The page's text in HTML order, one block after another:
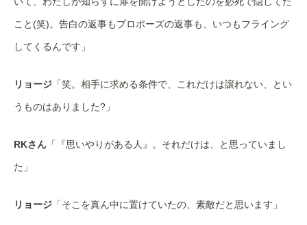
こと(笑)。告白の返事もプロポーズの返事も、いつもフライング
してくるんです」
リョージ 「笑。相手に求める条件で、これだけは譲れない、とい
うものはありました?」
RKさん 「『思いやりがある人』。それだけは、と思っていまし
た」
リョージ 「そこを真ん中に置けていたの、素敵だと思います」